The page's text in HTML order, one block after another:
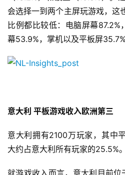
界
手
机
游
戏
机
戏
闲
会选择一到两个主屏玩游戏，这
比例都比较低：电脑屏幕87.2%
幕53.9%，掌机以及平板屏35.7%
意大利 平板游戏收入欧洲第三
意大利拥有2100万玩家，其中
大约占意大利所有玩家的25.5%。